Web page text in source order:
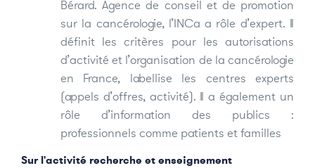
Bérard. Agence de conseil et de promotion
sur la cancérologie, l’INCa a rôle d’expert. Il
définit les critères pour les autorisations
d’activité et l’organisation de la cancérologie
en France, labellise les centres experts
(appels d’offres, activité). Il a également un
rôle d’information des publics :
professionnels comme patients et familles
Sur l'activité recherche et enseignement